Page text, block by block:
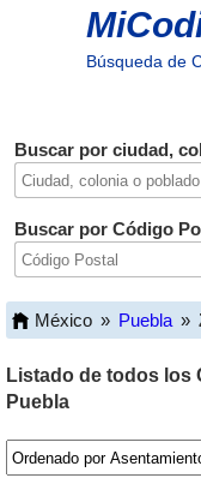
Búsqueda de
Buscar por ciudad,
Buscar por Código
México » Puebla »
Listado de todos los
Puebla